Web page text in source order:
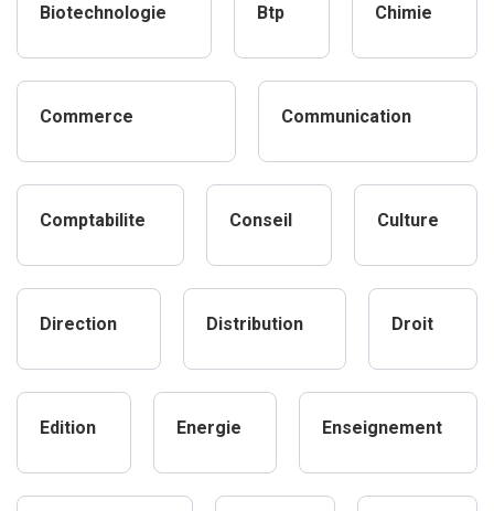
Biotechnologie Btp Chimie
Commerce Communication
Comptabilite Conseil Culture
Direction Distribution Droit
Edition Energie Enseignement